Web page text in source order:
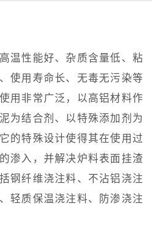
性能好、杂质含量低、粘
使用寿命长、无毒无污染等
用非常广泛，以高铝材料作
为结合剂、以特殊添加剂为
的特殊设计使得其在使用过
渗入，并解决炉料表面挂渣
钢纤维浇注料、不沾铝浇注
轻质保温浇注料、防渗浇注